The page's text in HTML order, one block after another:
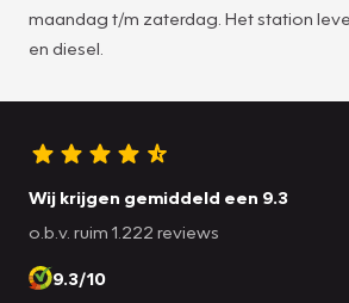
maandag t/m zaterdag. Het station
en diesel.
Wij krijgen gemiddeld een 9.3
o.b.v. ruim 1.222 reviews
9.3/10